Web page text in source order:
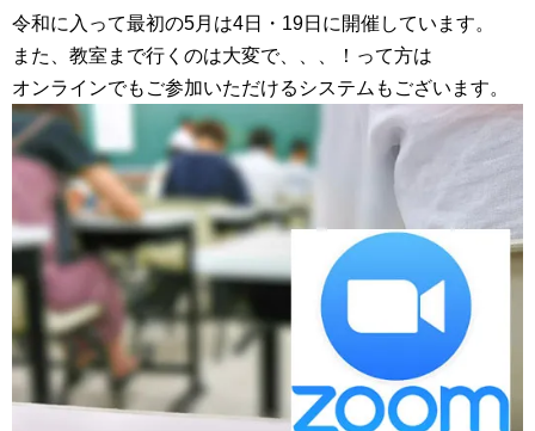
令和に入って最初の5月は4日・19日に開催しています。
また、教室まで行くのは大変で、、、！って方は
オンラインでもご参加いただけるシステムもございます。